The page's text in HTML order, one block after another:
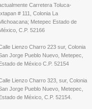
Carretera Toluca-
# 111, Colonia La
Metepec Estado de
C.P. 52166
Lienzo Charro 223 sur, Colonia
Jorge Pueblo Nuevo, Metepec,
de México C.P. 52154
Lienzo Charro 323, sur, Colonia
Jorge Pueblo Nuevo, Metepec,
de México, C.P. 52154.